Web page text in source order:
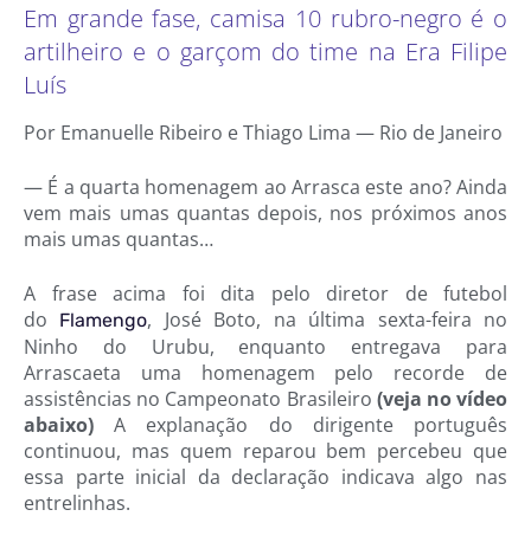
Em grande fase, camisa 10 rubro-negro é o
artilheiro e o garçom do time na Era Filipe
Luís
Por Emanuelle Ribeiro e Thiago Lima — Rio de Janeiro
— É a quarta homenagem ao Arrasca este ano? Ainda
vem mais umas quantas depois, nos próximos anos
mais umas quantas…
A frase acima foi dita pelo diretor de futebol
do
Flamengo, José Boto, na última sexta-feira no
Ninho do Urubu, enquanto entregava para
Arrascaeta uma homenagem pelo recorde de
assistências no Campeonato Brasileiro (veja no vídeo
abaixo) A explanação do dirigente português
continuou, mas quem reparou bem percebeu que
essa parte inicial da declaração indicava algo nas
entrelinhas.